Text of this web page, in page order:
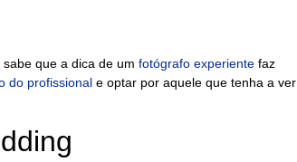
que a dica de um fotógrafo experiente faz
do profissional e optar por aquele que tenha a ver